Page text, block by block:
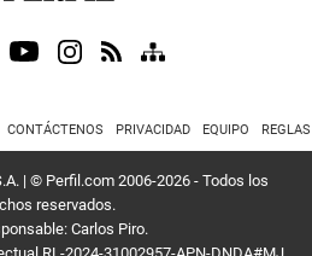
CONTÁCTENOS PRIVACIDAD EQUIPO
| © Perfil.com 2006-2026 - Todos los
reservados.
Carlos Piro.